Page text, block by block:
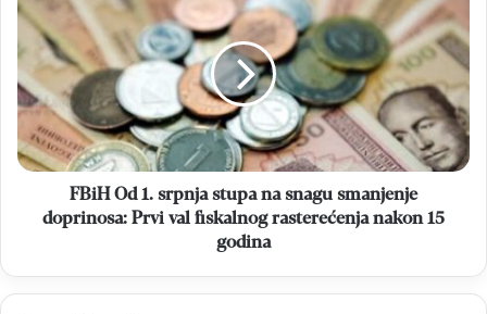
Od
srpnja
stupa
na
snagu
smanjenje
doprinosa:
nakon
FBiH Od 1. srpnja stupa na snagu smanjenje
doprinosa: Prvi val fiskalnog rasterećenja nakon 15
godina